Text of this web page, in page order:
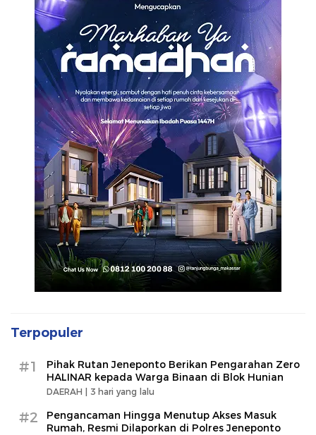
Terpopuler
#1
Pihak Rutan Jeneponto Berikan Pengarahan Zero
HALINAR kepada Warga Binaan di Blok Hunian
DAERAH | 3 hari yang lalu
#2
Pengancaman Hingga Menutup Akses Masuk
Rumah, Resmi Dilaporkan di Polres Jeneponto